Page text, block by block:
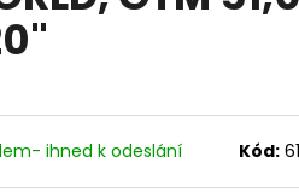
ihned k odeslání Kód: